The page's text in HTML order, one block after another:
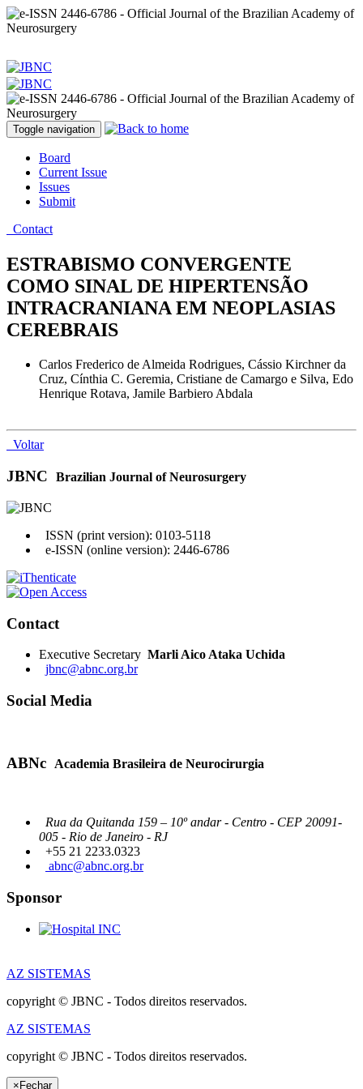
Toggle navigation
Board
Current Issue
Issues
Submit
Contact
ESTRABISMO CONVERGENTE
COMO SINAL DE HIPERTENSÃO
INTRACRANIANA EM NEOPLASIAS
CEREBRAIS
Carlos Frederico de Almeida Rodrigues, Cássio Kirchner da
Cruz, Cínthia C. Geremia, Cristiane de Camargo e Silva, Edo
Henrique Rotava, Jamile Barbiero Abdala
Voltar
JBNC Brazilian Journal of Neurosurgery
ISSN (print version): 0103-5118
e-ISSN (online version): 2446-6786
Contact
Executive Secretary Marli Aico Ataka Uchida
jbnc@abnc.org.br
Social Media
ABNc Academia Brasileira de Neurocirurgia
Rua da Quitanda 159 – 10º andar - Centro - CEP 20091-
005 - Rio de Janeiro - RJ
+55 21 2233.0323
abnc@abnc.org.br
Sponsor
AZ SISTEMAS
copyright © JBNC - Todos direitos reservados.
AZ SISTEMAS
copyright © JBNC - Todos direitos reservados.
×Fechar